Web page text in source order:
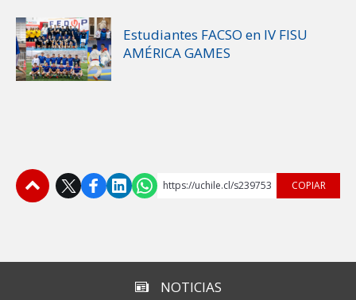
Estudiantes FACSO en IV FISU
AMÉRICA GAMES
https://uchile.cl/s239753 COPIAR
NOTICIAS